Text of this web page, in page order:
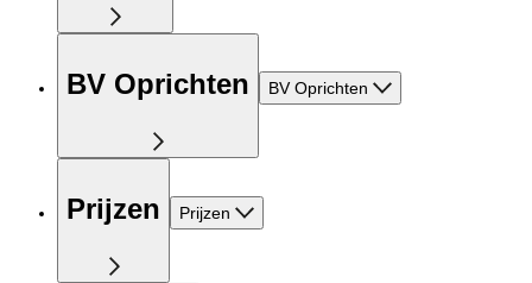
BV Oprichten BV Oprichten
Prijzen Prijzen